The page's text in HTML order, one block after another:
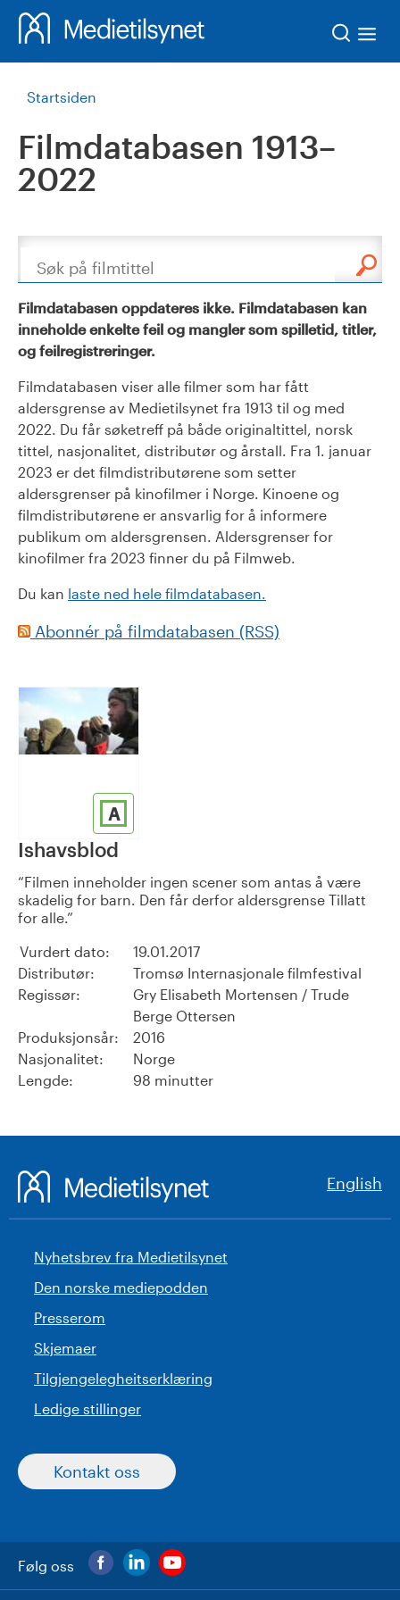
Startsiden
Filmdatabasen 1913–
2022
Søk
Filmdatabasen oppdateres ikke. Filmdatabasen kan
inneholde enkelte feil og mangler som spilletid, titler,
og feilregistreringer.
Filmdatabasen viser alle filmer som har fått
aldersgrense av Medietilsynet fra 1913 til og med
2022. Du får søketreff på både originaltittel, norsk
tittel, nasjonalitet, distributør og årstall. Fra 1. januar
2023 er det filmdistributørene som setter
aldersgrenser på kinofilmer i Norge. Kinoene og
filmdistributørene er ansvarlig for å informere
publikum om aldersgrensen. Aldersgrenser for
kinofilmer fra 2023 finner du på Filmweb.
Du kan laste ned hele filmdatabasen.
Abonnér på filmdatabasen (RSS)
A
Ishavsblod
Filmen inneholder ingen scener som antas å være
skadelig for barn. Den får derfor aldersgrense Tillatt
for alle.
Vurdert dato:
19.01.2017
Distributør:
Tromsø Internasjonale filmfestival
Regissør:
Gry Elisabeth Mortensen / Trude
Berge Ottersen
Produksjonsår:
2016
Nasjonalitet:
Norge
Lengde:
98 minutter
English
Nyhetsbrev fra Medietilsynet
Den norske mediepodden
Presserom
Skjemaer
Tilgjengelegheitserklæring
Ledige stillinger
Kontakt oss
Følg oss